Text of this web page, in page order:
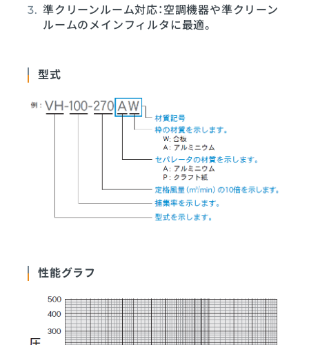
準クリーンルーム対応：空調機器や準クリーン
ルームのメインフィルタに最適。
型式
性能グラフ